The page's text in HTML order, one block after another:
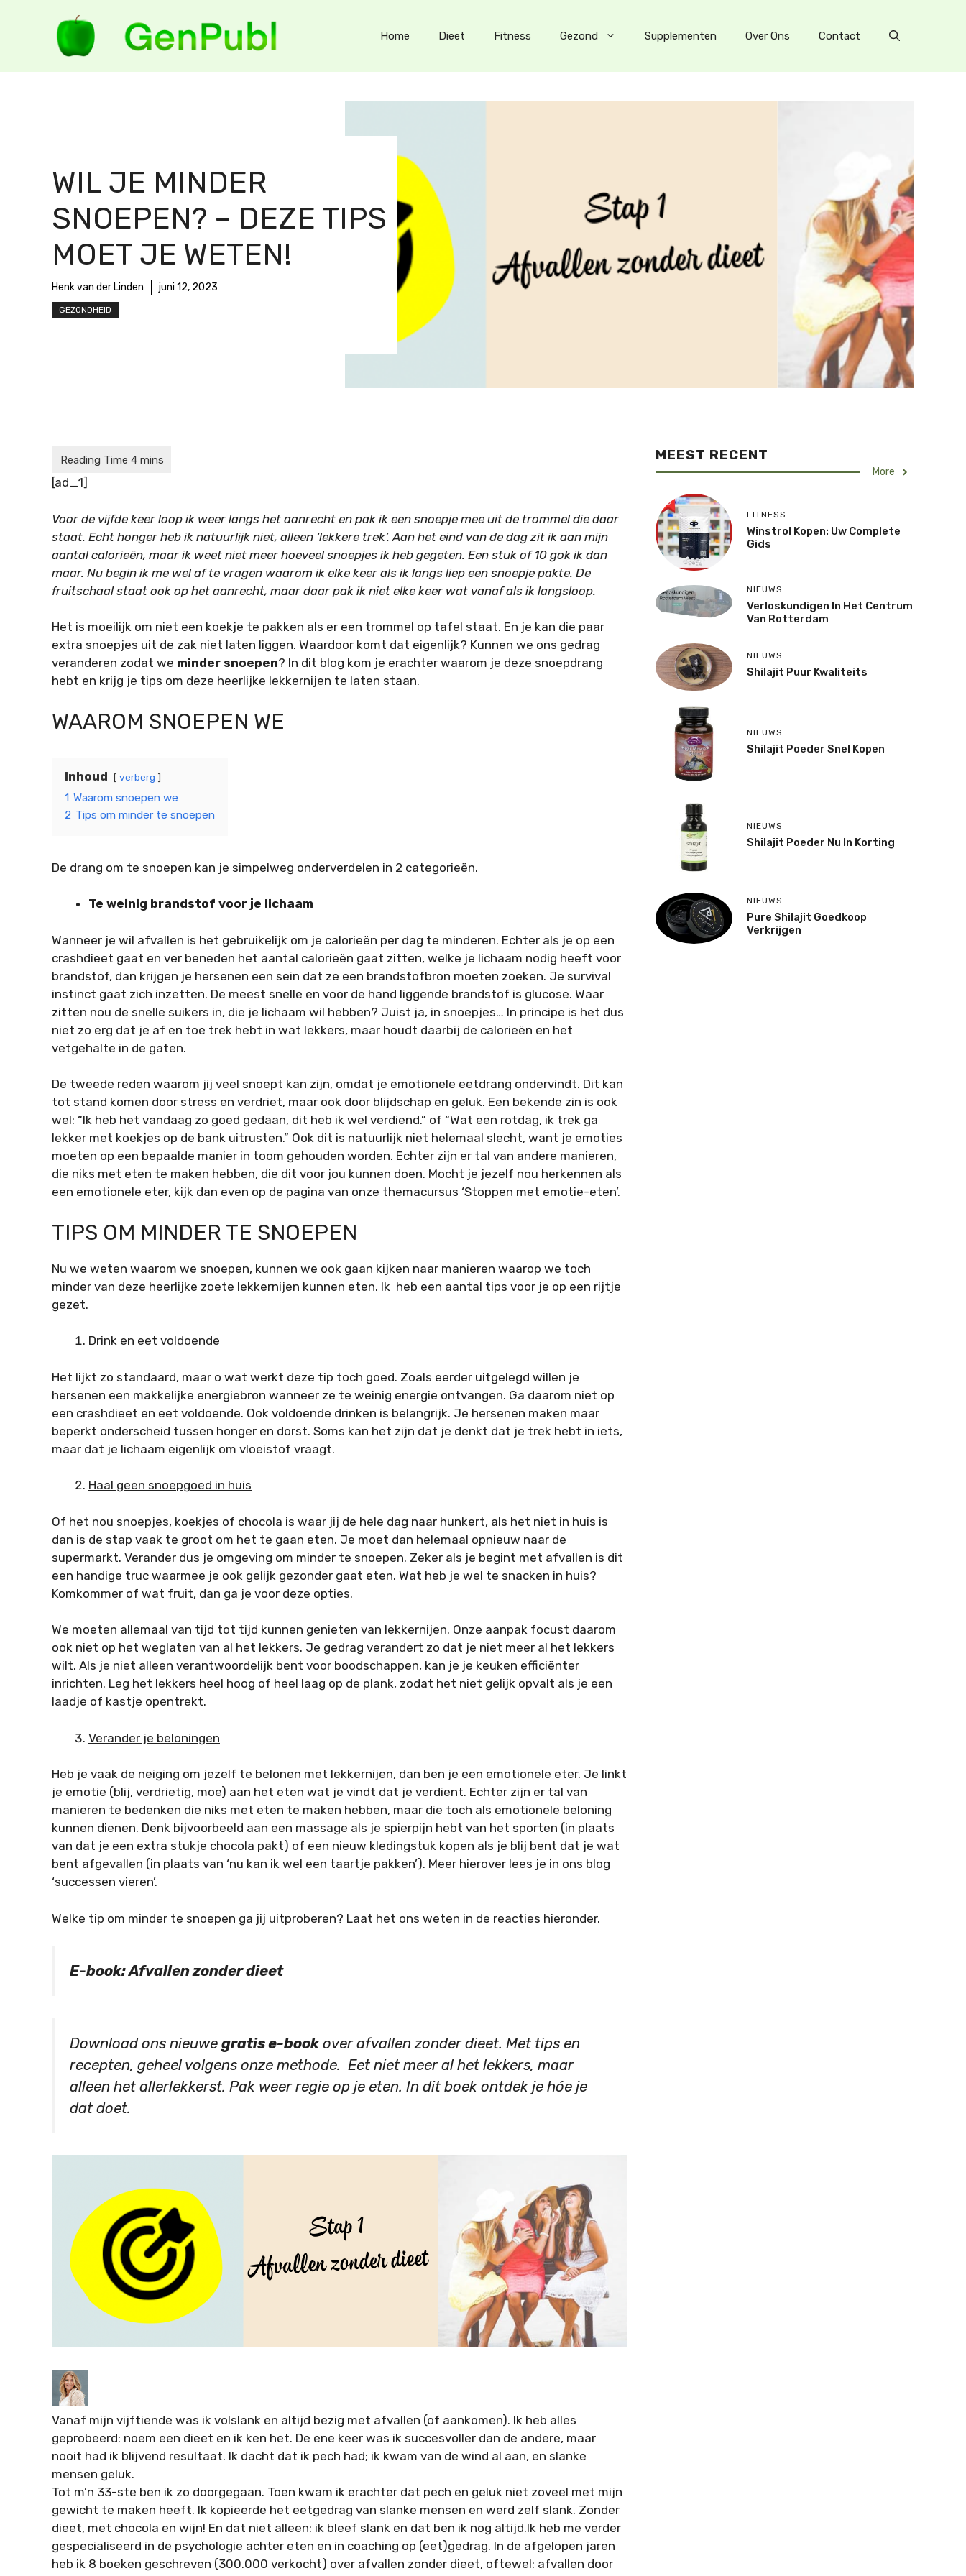
Home Dieet Fitness Gezond Supplementen Over Ons Contact
WIL JE MINDER
SNOEPEN? – DEZE TIPS
MOET JE WETEN!
Henk van der Linden juni 12, 2023
GEZONDHEID
[ad_1]
Voor de vijfde keer loop ik weer langs het aanrecht en pak ik een snoepje mee uit de trommel die daar
staat. Echt honger heb ik natuurlijk niet, alleen ‘lekkere trek’. Aan het eind van de dag zit ik aan mijn
aantal calorieën, maar ik weet niet meer hoeveel snoepjes ik heb gegeten. Een stuk of 10 gok ik dan
maar. Nu begin ik me wel af te vragen waarom ik elke keer als ik langs liep een snoepje pakte. De
fruitschaal staat ook op het aanrecht, maar daar pak ik niet elke keer wat vanaf als ik langsloop.
Het is moeilijk om niet een koekje te pakken als er een trommel op tafel staat. En je kan die paar
extra snoepjes uit de zak niet laten liggen. Waardoor komt dat eigenlijk? Kunnen we ons gedrag
veranderen zodat we minder snoepen? In dit blog kom je erachter waarom je deze snoepdrang
hebt en krijg je tips om deze heerlijke lekkernijen te laten staan.
WAAROM SNOEPEN WE
Inhoud verberg
1 Waarom snoepen we
2 Tips om minder te snoepen
De drang om te snoepen kan je simpelweg onderverdelen in 2 categorieën.
Te weinig brandstof voor je lichaam
Wanneer je wil afvallen is het gebruikelijk om je calorieën per dag te minderen. Echter als je op een
crashdieet gaat en ver beneden het aantal calorieën gaat zitten, welke je lichaam nodig heeft voor
brandstof, dan krijgen je hersenen een sein dat ze een brandstofbron moeten zoeken. Je survival
instinct gaat zich inzetten. De meest snelle en voor de hand liggende brandstof is glucose. Waar
zitten nou de snelle suikers in, die je lichaam wil hebben? Juist ja, in snoepjes… In principe is het dus
niet zo erg dat je af en toe trek hebt in wat lekkers, maar houdt daarbij de calorieën en het
vetgehalte in de gaten.
De tweede reden waarom jij veel snoept kan zijn, omdat je emotionele eetdrang ondervindt. Dit kan
tot stand komen door stress en verdriet, maar ook door blijdschap en geluk. Een bekende zin is ook
wel: “Ik heb het vandaag zo goed gedaan, dit heb ik wel verdiend.” of “Wat een rotdag, ik trek ga
lekker met koekjes op de bank uitrusten.” Ook dit is natuurlijk niet helemaal slecht, want je emoties
moeten op een bepaalde manier in toom gehouden worden. Echter zijn er tal van andere manieren,
die niks met eten te maken hebben, die dit voor jou kunnen doen. Mocht je jezelf nou herkennen als
een emotionele eter, kijk dan even op de pagina van onze themacursus ‘Stoppen met emotie-eten’.
TIPS OM MINDER TE SNOEPEN
Nu we weten waarom we snoepen, kunnen we ook gaan kijken naar manieren waarop we toch
minder van deze heerlijke zoete lekkernijen kunnen eten. Ik heb een aantal tips voor je op een rijtje
gezet.
Drink en eet voldoende
Het lijkt zo standaard, maar o wat werkt deze tip toch goed. Zoals eerder uitgelegd willen je
hersenen een makkelijke energiebron wanneer ze te weinig energie ontvangen. Ga daarom niet op
een crashdieet en eet voldoende. Ook voldoende drinken is belangrijk. Je hersenen maken maar
beperkt onderscheid tussen honger en dorst. Soms kan het zijn dat je denkt dat je trek hebt in iets,
maar dat je lichaam eigenlijk om vloeistof vraagt.
Haal geen snoepgoed in huis
Of het nou snoepjes, koekjes of chocola is waar jij de hele dag naar hunkert, als het niet in huis is
dan is de stap vaak te groot om het te gaan eten. Je moet dan helemaal opnieuw naar de
supermarkt. Verander dus je omgeving om minder te snoepen. Zeker als je begint met afvallen is dit
een handige truc waarmee je ook gelijk gezonder gaat eten. Wat heb je wel te snacken in huis?
Komkommer of wat fruit, dan ga je voor deze opties.
We moeten allemaal van tijd tot tijd kunnen genieten van lekkernijen. Onze aanpak focust daarom
ook niet op het weglaten van al het lekkers. Je gedrag verandert zo dat je niet meer al het lekkers
wilt. Als je niet alleen verantwoordelijk bent voor boodschappen, kan je je keuken efficiënter
inrichten. Leg het lekkers heel hoog of heel laag op de plank, zodat het niet gelijk opvalt als je een
laadje of kastje opentrekt.
Verander je beloningen
Heb je vaak de neiging om jezelf te belonen met lekkernijen, dan ben je een emotionele eter. Je linkt
je emotie (blij, verdrietig, moe) aan het eten wat je vindt dat je verdient. Echter zijn er tal van
manieren te bedenken die niks met eten te maken hebben, maar die toch als emotionele beloning
kunnen dienen. Denk bijvoorbeeld aan een massage als je spierpijn hebt van het sporten (in plaats
van dat je een extra stukje chocola pakt) of een nieuw kledingstuk kopen als je blij bent dat je wat
bent afgevallen (in plaats van ‘nu kan ik wel een taartje pakken’). Meer hierover lees je in ons blog
‘successen vieren’.
Welke tip om minder te snoepen ga jij uitproberen? Laat het ons weten in de reacties hieronder.
E-book: Afvallen zonder dieet
Download ons nieuwe gratis e-bookover afvallen zonder dieet. Met tips en
recepten, geheel volgens onze methode. Eet niet meer al het lekkers, maar
alleen het allerlekkerst. Pak weer regie op je eten. In dit boek ontdek je hóe je
dat doet.
Vanaf mijn vijftiende was ik volslank en altijd bezig met afvallen (of aankomen). Ik heb alles
geprobeerd: noem een dieet en ik ken het. De ene keer was ik succesvoller dan de andere, maar
nooit had ik blijvend resultaat. Ik dacht dat ik pech had; ik kwam van de wind al aan, en slanke
mensen geluk.
Tot m’n 33-ste ben ik zo doorgegaan. Toen kwam ik erachter dat pech en geluk niet zoveel met mijn
gewicht te maken heeft. Ik kopieerde het eetgedrag van slanke mensen en werd zelf slank. Zonder
dieet, met chocola en wijn! En dat niet alleen: ik bleef slank en dat ben ik nog altijd.Ik heb me verder
gespecialiseerd in de psychologie achter eten en in coaching op (eet)gedrag. In de afgelopen jaren
heb ik 8 boeken geschreven (300.000 verkocht) over afvallen zonder dieet, oftewel: afvallen door
MEEST RECENT
More
FITNESS
Winstrol Kopen: Uw Complete
Gids
NIEUWS
Verloskundigen In Het Centrum
Van Rotterdam
NIEUWS
Shilajit Puur Kwaliteits
NIEUWS
Shilajit Poeder Snel Kopen
NIEUWS
Shilajit Poeder Nu In Korting
NIEUWS
Pure Shilajit Goedkoop
Verkrijgen